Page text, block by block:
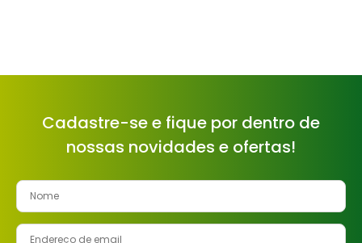
Cadastre-se e fique por dentro de
nossas novidades e ofertas!